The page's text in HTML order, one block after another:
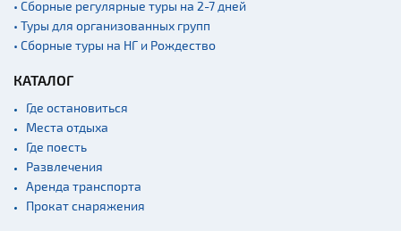
• Сборные регулярные туры на 2-7 дней
• Туры для организованных групп
• Сборные туры на НГ и Рождество
КАТАЛОГ
Где остановиться
Места отдыха
Где поесть
Развлечения
Аренда транспорта
Прокат снаряжения